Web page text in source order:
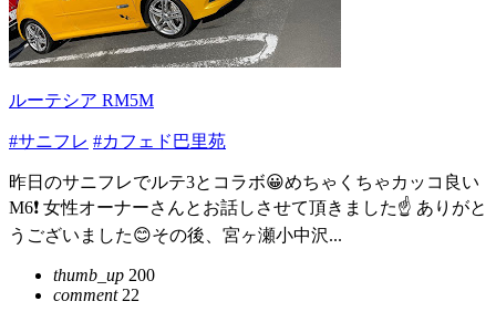
ルーテシア RM5M
#サニフレ #カフェド巴里苑
昨日のサニフレでルテ3とコラボ😀めちゃくちゃカッコ良い
M6❗️ 女性オーナーさんとお話しさせて頂きました☝️ ありがと
うございました😊その後、宮ヶ瀬小中沢...
thumb_up 200
comment22